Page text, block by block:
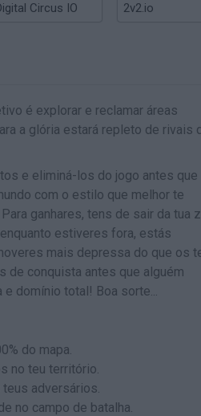
Circus IO 2v2.io
é explorar e reclamar áreas
a glória estará repleto de rivais
e eliminá-los do jogo antes
com o estilo que melhor te
ganhares, tens de sair da tua
estiveres fora, estás
mais depressa do que os
de conquista antes que alguém
domínio total! Boa sorte...
do mapa.
no teu território.
adversários.
no campo de batalha.